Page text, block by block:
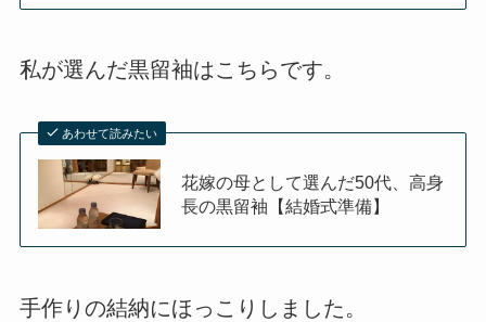
私が選んだ黒留袖はこちらです。
あわせて読みたい
花嫁の母として選んだ50代、高身
長の黒留袖【結婚式準備】
手作りの結納にほっこりしました。